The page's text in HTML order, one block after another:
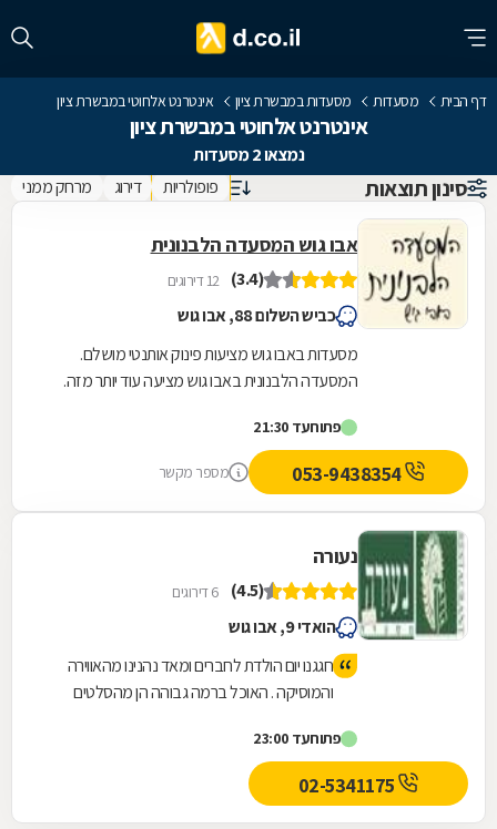
דף הבית מסעדות מסעדות במבשרת ציון אינטרנט אלחוטי במבשרת ציון
אינטרנט אלחוטי במבשרת ציון
נמצאו 2 מסעדות
סינון תוצאות פופולריות דירוג מרחק ממני
אבו גוש המסעדה הלבנונית
(3.4) 12 דירוגים
כביש השלום 88, אבו גוש
מסעדות באבו גוש מציעות פינוק אותנטי מושלם.
המסעדה הלבנונית באבו גוש מציעה עוד יותר מזה.
ומפנקת...
פתוחעד 21:30
053-9438354 מספר מקשר
נעורה
(4.5) 6 דירוגים
הואדי 9, אבו גוש
חגגנו יום הולדת לחברים ומאד נהנינו מהאווירה
והמוסיקה . האוכל ברמה גבוהה הן מהסלטים
השיפודים העסקיים היטב ומכל הלב . נחזור
פתוחעד 23:00
02-5341175